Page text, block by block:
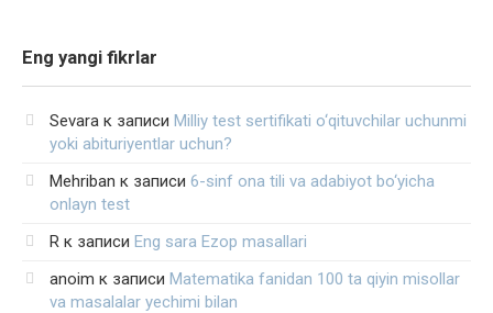
Eng yangi fikrlar
Sevara к записи Milliy test sertifikati o‘qituvchilar uchunmi
yoki abituriyentlar uchun?
Mehriban к записи 6-sinf ona tili va adabiyot bo‘yicha
onlayn test
R к записи Eng sara Ezop masallari
anoim к записи Matematika fanidan 100 ta qiyin misollar
va masalalar yechimi bilan